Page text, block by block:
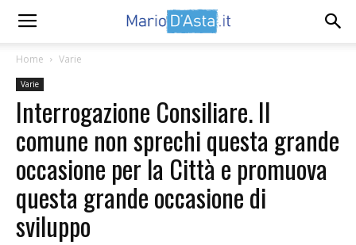
Home Varie
Varie
Interrogazione Consiliare. Il
comune non sprechi questa grande
occasione per la Città e promuova
questa grande occasione di
sviluppo